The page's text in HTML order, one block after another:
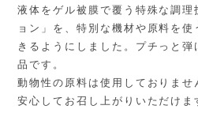
液体をゲル被膜で覆う特殊な調理
ョン」を、特別な機材や原料を
きるようにしました。プチっと
品です。
動物性の原料は使用しておりませ
安心してお召し上がりいただけま